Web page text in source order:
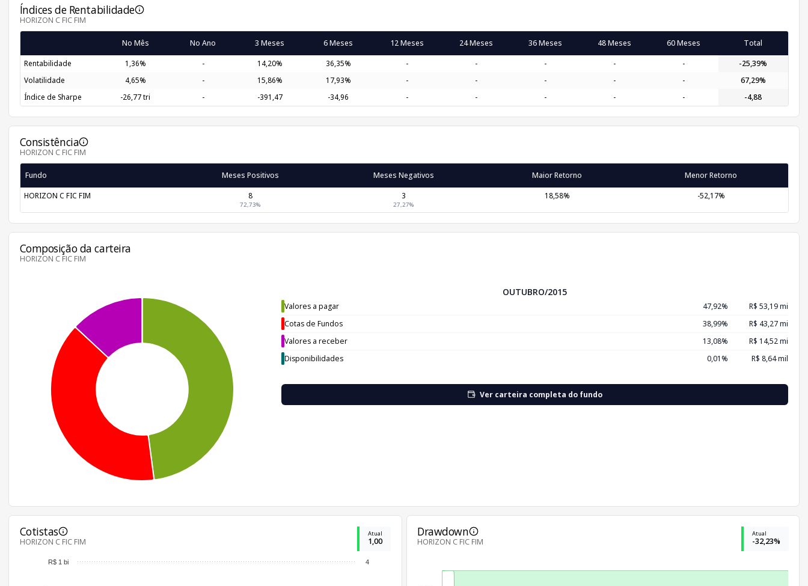
Índices de Rentabilidade
HORIZON C FIC FIM
No Mês No Ano 3 Meses 6 Meses 12 Meses 24 Meses 36 Meses 48 Meses 60 Meses Total
Rentabilidade 1,36% - 14,20% 36,35% - - - - - -25,39%
Volatilidade 4,65% - 15,86% 17,93% - - - - - 67,29%
Índice de Sharpe -26,77 tri - -391,47 -34,96 - - - - - -4,88
Consistência
HORIZON C FIC FIM
Fundo Meses Positivos Meses Negativos Maior Retorno Menor Retorno
HORIZON C FIC FIM 8
72,73%
3
27,27%
18,58% -52,17%
Composição da carteira
HORIZON C FIC FIM
OUTUBRO/2015
Valores a pagar 47,92%
R$ 53,19 mi
Cotas de Fundos
38,99%
R$ 43,27 mi
Valores a receber
13,08%
R$ 14,52 mi
Disponibilidades
0,01% R$ 8,64 mil
Ver carteira completa do fundo
Cotistas
HORIZON C FIC FIM
Atual
1,00
4
R$ 1 bi
Drawdown
HORIZON C FIC FIM
Atual
-32,23%